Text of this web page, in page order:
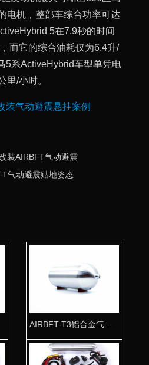
电机，整部车综合功率可达
5在7.9秒的时间
而它的综合油耗仅为6.4升/
5系ActiveHybrid车型单凭电
里/小时。
装气动避震悬挂案例
装AIRBFT气动避震
气动避震贴地姿态